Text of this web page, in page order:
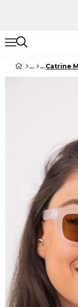
Catrine